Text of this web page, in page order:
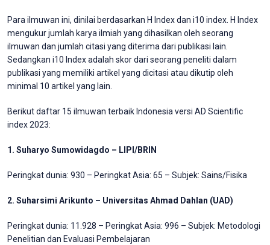
Para ilmuwan ini, dinilai berdasarkan H Index dan i10 index. H Index
mengukur jumlah karya ilmiah yang dihasilkan oleh seorang
ilmuwan dan jumlah citasi yang diterima dari publikasi lain.
Sedangkan i10 Index adalah skor dari seorang peneliti dalam
publikasi yang memiliki artikel yang dicitasi atau dikutip oleh
minimal 10 artikel yang lain.
Berikut daftar 15 ilmuwan terbaik Indonesia versi AD Scientific
index 2023:
1. Suharyo Sumowidagdo – LIPI/BRIN
Peringkat dunia: 930 – Peringkat Asia: 65 – Subjek: Sains/Fisika
2. Suharsimi Arikunto – Universitas Ahmad Dahlan (UAD)
Peringkat dunia: 11.928 – Peringkat Asia: 996 – Subjek: Metodologi
Penelitian dan Evaluasi Pembelajaran